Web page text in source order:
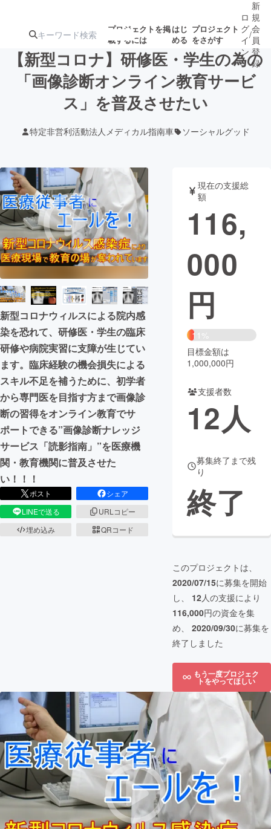
プロジェクトを掲
載するには
はじ
める
プロジェクト
をさがす
注目のリ
注目の新着プロ
ジェクト
募集終了が近いプ
テクノロジー・ガジェット
映像・映画 書籍・雑誌
ビジネス・起業 チャレンジ
まちづくり・地域活性化
CAMPFIRE for Social Good
CAMPFIRE Creation
CAMPFIREふるさと納税machi-ya コミュニティ
ロ
グ
イ
ン
/
新
規
会
員
登
録
【新型コロナ】研修医・学生の為の
「画像診断オンライン教育サービ
ス」を普及させたい
特定非営利活動法人メディカル指南車 ソーシャルグッド
新型コロナウィルスによる院内感
染を恐れて、研修医・学生の臨床
研修や病院実習に支障が生じてい
ます。臨床経験の機会損失による
スキル不足を補うために、初学者
から専門医を目指す方まで画像診
断の習得をオンライン教育でサ
ポートできる”画像診断ナレッジ
サービス「読影指南」”を医療機
関・教育機関に普及させた
い！！！
ポスト
シェア
LINEで送る
URLコピー
埋め込み
QRコード
現在の支援総
額
116,
000
円
11%
目標金額は
1,000,000円
支援者数
12人
募集終了まで残
り
終了
このプロジェクトは、
2020/07/15に募集を開始
し、 12人の支援により
116,000円の資金を集
め、 2020/09/30に募集を
終了しました
もう一度プロジェク
トをやってほしい